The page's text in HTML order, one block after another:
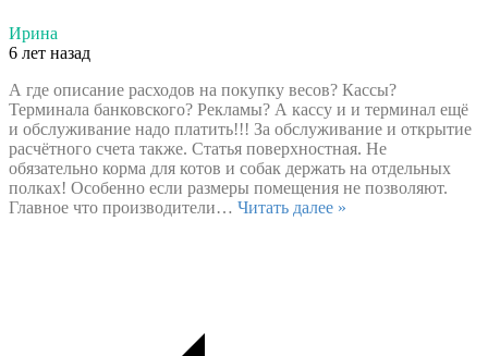
Ирина
6 лет назад
А где описание расходов на покупку весов? Кассы?
Терминала банковского? Рекламы? А кассу и и терминал ещё
и обслуживание надо платить!!! За обслуживание и открытие
расчётного счета также. Статья поверхностная. Не
обязательно корма для котов и собак держать на отдельных
полках! Особенно если размеры помещения не позволяют.
Главное что производители… Читать далее »